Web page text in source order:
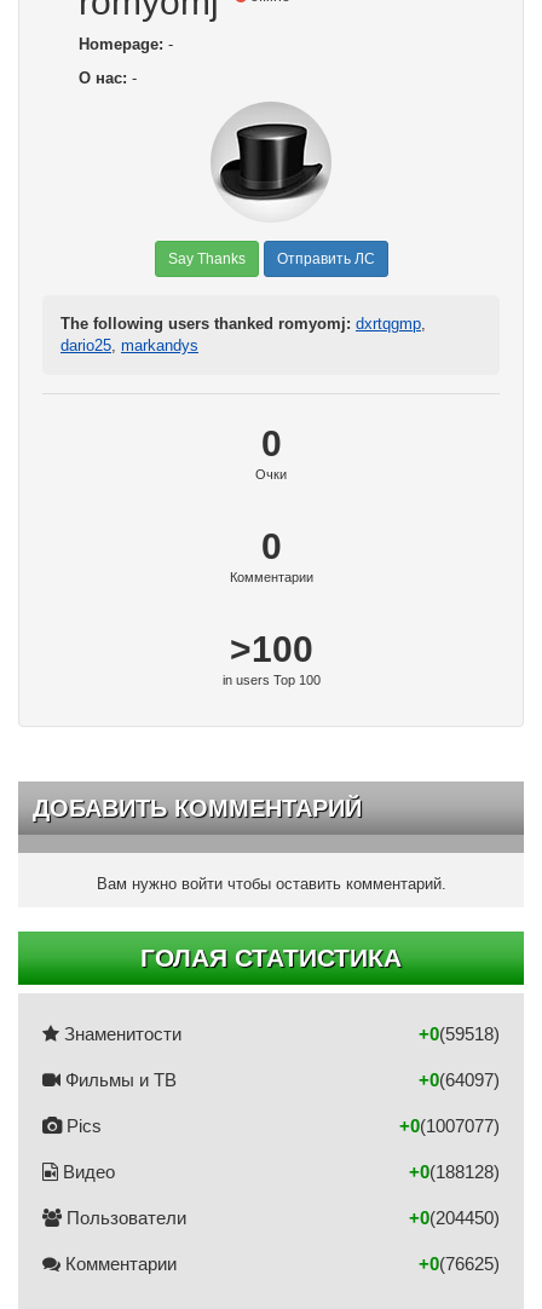
Homepage: -
О нас: -
Say Thanks Отправить ЛС
The following users thanked romyomj: dxrtqgmp,
dario25, markandys
0
Очки
0
Комментарии
>100
in users Top 100
ДОБАВИТЬ КОММЕНТАРИЙ
Вам нужно войти чтобы оставить комментарий.
ГОЛАЯ СТАТИСТИКА
Знаменитости (59518)
+0
Фильмы и ТВ (64097)
+0
Pics (1007077)
+0
Видео (188128)
+0
Пользователи (204450)
+0
Комментарии (76625)
+0